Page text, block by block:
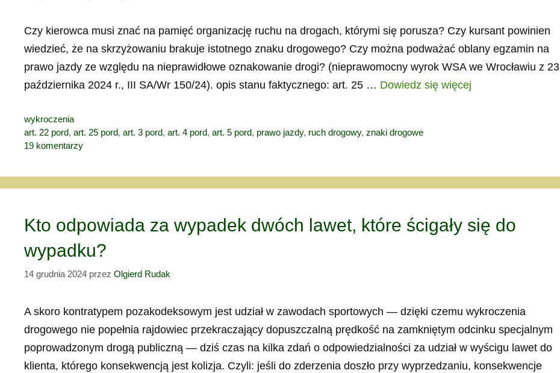
Czy kierowca musi znać na pamięć organizację ruchu na drogach, którymi się porusza? Czy kursant powinien
wiedzieć, że na skrzyżowaniu brakuje istotnego znaku drogowego? Czy można podważać oblany egzamin na
prawo jazdy ze względu na nieprawidłowe oznakowanie drogi? (nieprawomocny wyrok WSA we Wrocławiu z 23
października 2024 r., III SA/Wr 150/24). opis stanu faktycznego: art. 25 … Dowiedz się więcej
Kategorie
wykroczenia
Tagi
art. 22 pord, art. 25 pord, art. 3 pord, art. 4 pord, art. 5 pord, prawo jazdy, ruch drogowy, znaki drogowe
19 komentarzy
Kto odpowiada za wypadek dwóch lawet, które ścigały się do
wypadku?
14 grudnia 2024 przez Olgierd Rudak
A skoro kontratypem pozakodeksowym jest udział w zawodach sportowych — dzięki czemu wykroczenia
drogowego nie popełnia rajdowiec przekraczający dopuszczalną prędkość na zamkniętym odcinku specjalnym
poprowadzonym drogą publiczną — dziś czas na kilka zdań o odpowiedzialności za udział w wyścigu lawet do
klienta, którego konsekwencją jest kolizja. Czyli: jeśli do zderzenia doszło przy wyprzedzaniu, konsekwencje